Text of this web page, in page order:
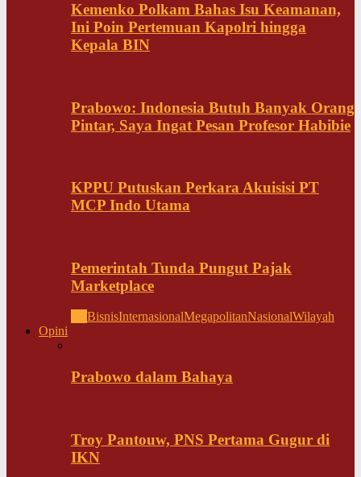
Kemenko Polkam Bahas Isu Keamanan,
Ini Poin Pertemuan Kapolri hingga
Kepala BIN
Prabowo: Indonesia Butuh Banyak Orang
Pintar, Saya Ingat Pesan Profesor Habibie
KPPU Putuskan Perkara Akuisisi PT
MCP Indo Utama
Pemerintah Tunda Pungut Pajak
Marketplace
BisnisInternasionalMegapolitanNasionalWilayah
Opini
Prabowo dalam Bahaya
Troy Pantouw, PNS Pertama Gugur di
IKN